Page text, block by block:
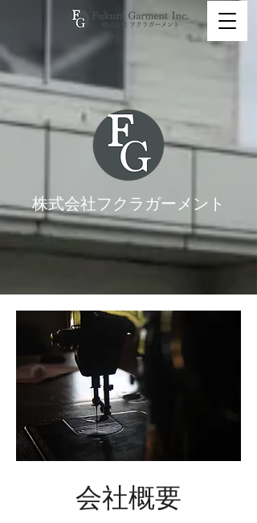
​株式会社フクラガーメント
会社概要